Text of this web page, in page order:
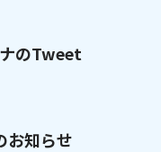
のTweet
お知らせ